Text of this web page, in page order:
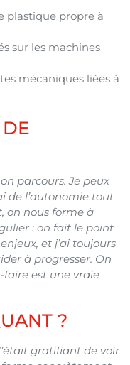
plastique propre à
sur les machines
mécaniques liées à
parcours. Je peux
de l’autonomie tout
on nous forme à
: on fait le point
et j’ai toujours
à progresser. On
est une vraie
?
gratifiant de voir